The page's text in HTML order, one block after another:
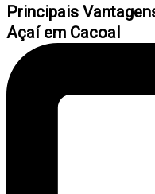
Principais
Açaí em Cacoal